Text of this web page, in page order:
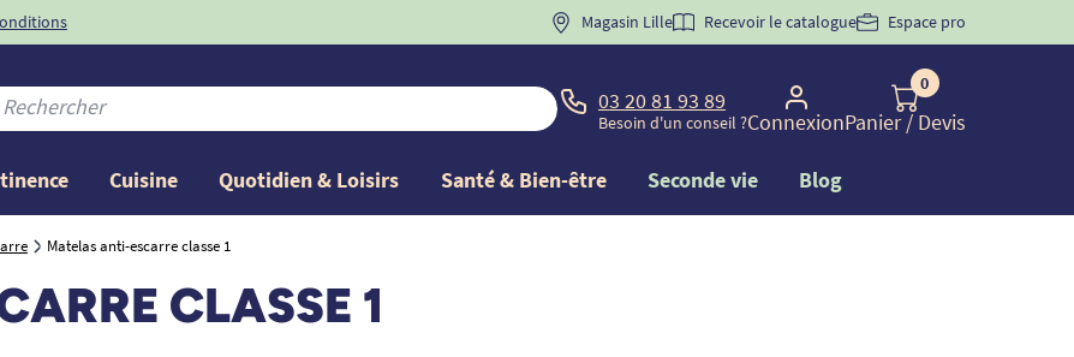
BIENVENUE" pourla 1ère commande d'incontinence
Magasin Lille Recevoir le catalogue Espace pro
03 20 81 93 89
Besoin d'un conseil ?Connexion
0
Panier/ Devis
Cuisine Quotidien & Loisirs Santé & Bien-être Seconde vie Blog
Matelas anti-escarre classe 1
CLASSE 1